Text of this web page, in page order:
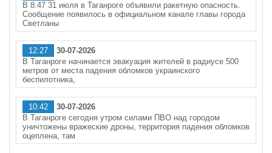
В 8.47 31 июля в Таганроге объявили ракетную опасность.
Сообщение появилось в официальном канале главы города
Светланы
12:27
30-07-2026
В Таганроге начинается эвакуация жителей в радиусе 500
метров от места падения обломков украинского
беспилотника,
10:42
30-07-2026
В Таганроге сегодня утром силами ПВО над городом
уничтожены вражеские дроны, территория падения обломков
оцеплена, там